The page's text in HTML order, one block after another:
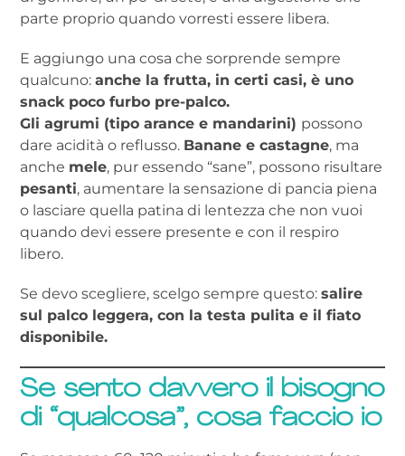
parte proprio quando vorresti essere libera.
E aggiungo una cosa che sorprende sempre
qualcuno: anche la frutta, in certi casi, è uno
snack poco furbo pre-palco.
Gli agrumi (tipo arance e mandarini) possono
dare acidità o reflusso. Banane e castagne, ma
anche mele, pur essendo “sane”, possono risultare
pesanti, aumentare la sensazione di pancia piena
o lasciare quella patina di lentezza che non vuoi
quando devi essere presente e con il respiro
libero.
Se devo scegliere, scelgo sempre questo: salire
sul palco leggera, con la testa pulita e il fiato
disponibile.
Se sento davvero il bisogno
di “qualcosa”, cosa faccio io